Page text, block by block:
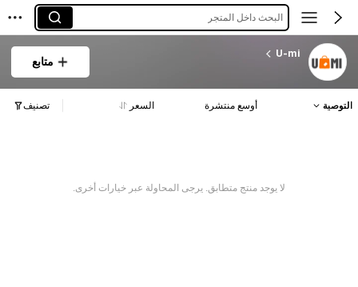
البحث داخل المتجر
U-mi
متابع
التوصية أوسع منتشرة السعر تصنيف
لا يوجد منتج متطابق. يرجى المحاولة عبر خيارات أخرى.